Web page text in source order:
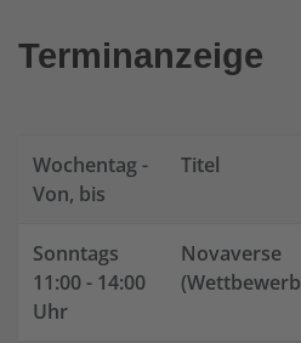
Terminanzeige
Wochentag -
Von, bis
Titel
Sonntags
11:00 - 14:00
Uhr
Novaverse